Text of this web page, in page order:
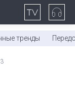
тренды